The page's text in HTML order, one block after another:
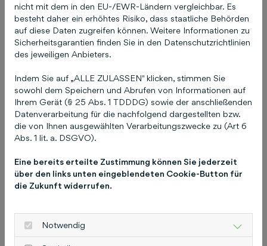
Mehr aus unserer
Mediengruppe
nicht mit dem in den EU-/EWR-Ländern vergleichbar. Es
besteht daher ein erhöhtes Risiko, dass staatliche Behörden
auf diese Daten zugreifen können. Weitere Informationen zu
Sicherheitsgarantien finden Sie in den Datenschutzrichtlinien
des jeweiligen Anbieters.
Indem Sie auf „ALLE ZULASSEN" klicken, stimmen Sie
sowohl dem Speichern und Abrufen von Informationen auf
Ihrem Gerät (§ 25 Abs. 1 TDDDG) sowie der anschließenden
Datenverarbeitung für die nachfolgend dargestellten bzw.
die von Ihnen ausgewählten Verarbeitungszwecke zu (Art 6
Abs. 1 lit. a. DSGVO).
Eine bereits erteilte Zustimmung können Sie jederzeit
über den links unten eingeblendeten Cookie-Button für
die Zukunft widerrufen.
Notwendig